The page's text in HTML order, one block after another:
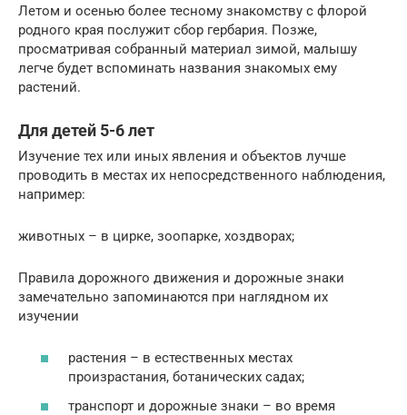
Летом и осенью более тесному знакомству с флорой
родного края послужит сбор гербария. Позже,
просматривая собранный материал зимой, малышу
легче будет вспоминать названия знакомых ему
растений.
Для детей 5-6 лет
Изучение тех или иных явления и объектов лучше
проводить в местах их непосредственного наблюдения,
например:
животных – в цирке, зоопарке, хоздворах;
Правила дорожного движения и дорожные знаки
замечательно запоминаются при наглядном их
изучении
растения – в естественных местах
произрастания, ботанических садах;
транспорт и дорожные знаки – во время